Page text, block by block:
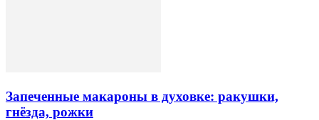
Запеченные макароны в духовке: ракушки,
гнёзда, рожки